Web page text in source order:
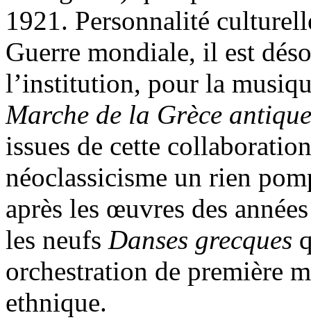
1921. Personnalité
Guerre mondiale, il est
l’institution, pour la
Marche de la Grèce
issues de cette
néoclassicisme un rien
après les œuvres des
les neufs Danses grecques
orchestration de première
ethnique.